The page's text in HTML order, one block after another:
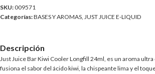
SKU: 009571
Categorías:BASES Y AROMAS, JUST JUICE E-LIQUID
Descripción
Just Juice Bar Kiwi Cooler Longfill 24ml, es un aroma
fusiona el sabor del ácido kiwi, la chispeante lima y el